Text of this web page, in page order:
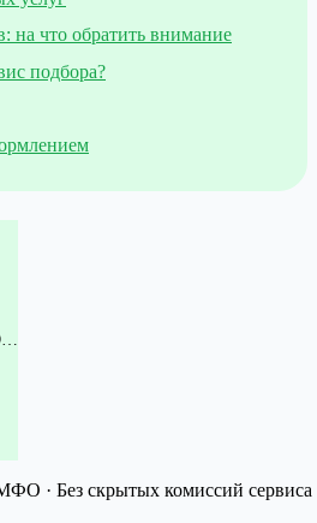
на что обратить внимание
подбора?
· Без скрытых комиссий сервиса